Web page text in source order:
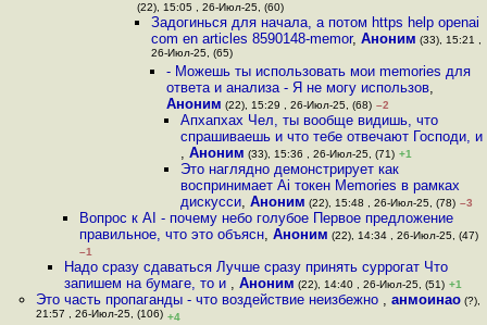
(22), 15:05 , 26-Июл-25, (60)
Задогинься для начала, а потом https help openai
com en articles 8590148-memor,Аноним (33), 15:21 ,
26-Июл-25, (65)
- Можешь ты использовать мои memories для
ответа и анализа - Я не могу использов,
Аноним (22), 15:29 , 26-Июл-25, (68) –2
Апхапхах Чел, ты вообще видишь, что
спрашиваешь и что тебе отвечают Господи, и
, Аноним (33), 15:36 , 26-Июл-25, (71) +1
Это наглядно демонстрирует как
воспринимает Ai токен Memories в рамках
дискусси, Аноним (22), 15:48 , 26-Июл-25, (78) –3
Вопрос к AI - почему небо голубое Первое предложение
правильное, что это объясн, Аноним (22), 14:34 , 26-Июл-25, (47)
–1
Надо сразу сдаваться Лучше сразу принять суррогат Что
запишем на бумаге, то и ,Аноним (22), 14:40 , 26-Июл-25, (51) +1
Это часть пропаганды - что воздействие неизбежно , анмоинао(?),
21:57 , 26-Июл-25, (106) +4